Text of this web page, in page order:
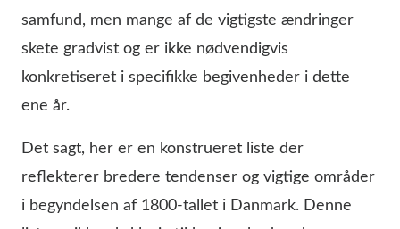
samfund, men mange af de vigtigste ændringer
skete gradvist og er ikke nødvendigvis
konkretiseret i specifikke begivenheder i dette
ene år.
Det sagt, her er en konstrueret liste der
reflekterer bredere tendenser og vigtige områder
i begyndelsen af 1800-tallet i Danmark. Denne